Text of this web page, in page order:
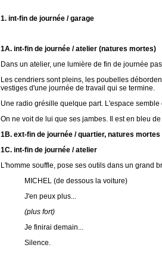
1. int-fin de journée / garage
1A. int-fin de journée / atelier (natures mortes)
Dans un atelier, une lumière de fin de journée
Les cendriers sont pleins, les poubelles
vestiges d'une journée de travail qui se termine.
Une radio grésille quelque part. L'espace
On ne voit de lui que ses jambes. Il est en bleu
1B. ext-fin de journée / quartier, natures mortes
1C. int-fin de journée / atelier
L'homme souffle, pose ses outils dans un grand
MICHEL (de dessous la voiture)
J'en peux plus...
(plus fort)
Je finirai demain...
Silence.